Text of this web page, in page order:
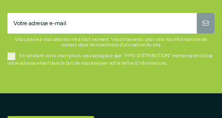
Vous pouvez vous désinscrire à tout moment. Vous trouverez pour cela nos informations de
contact dans les conditions d'utilisation du site.
En validant votre inscription, vous acceptez que "FIFO-DISTRIBUTION" mémorise et utilise
votre adresse email dans le but de vous envoyer notre lettre d’informations.